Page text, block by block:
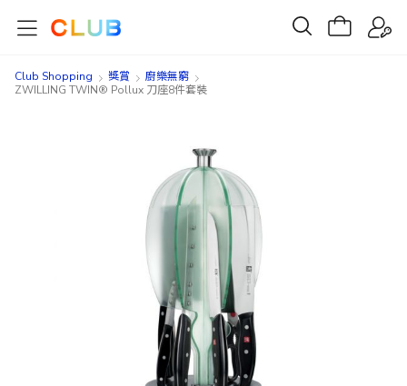
Club Shopping 獎賞
廚樂無窮
ZWILLING TWIN® Pollux 刀座8件套裝